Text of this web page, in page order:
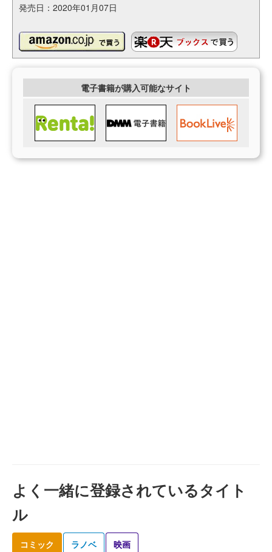
発売日：2020年01月07日
電子書籍が購入可能なサイト
よく一緒に登録されているタイト
ル
コミック ラノベ 映画